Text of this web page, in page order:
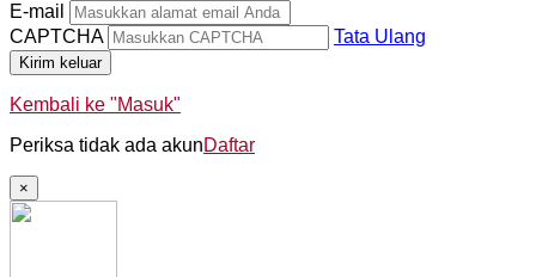
E-mail
CAPTCHA
Tata Ulang
Kirim keluar
Kembali ke "Masuk"
Periksa tidak ada akunDaftar
×